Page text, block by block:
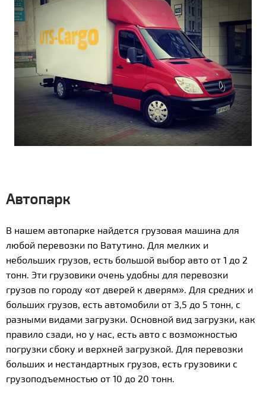
Автопарк
В нашем автопарке найдется грузовая машина для
любой перевозки по Ватутино. Для мелких и
небольших грузов, есть большой выбор авто от 1 до 2
тонн. Эти грузовики очень удобны для перевозки
грузов по городу «от дверей к дверям». Для средних и
больших грузов, есть автомобили от 3,5 до 5 тонн, с
разными видами загрузки. Основной вид загрузки, как
правило сзади, но у нас, есть авто с возможностью
погрузки сбоку и верхней загрузкой. Для перевозки
больших и нестандартных грузов, есть грузовики с
грузоподъемностью от 10 до 20 тонн.